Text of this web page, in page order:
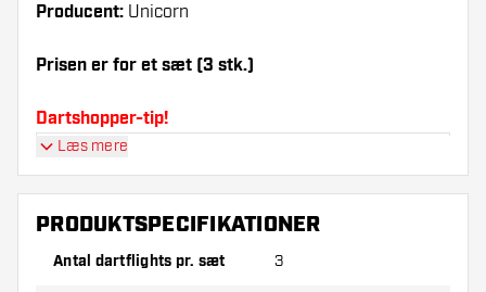
Producent: Unicorn
Prisen er for et sæt (3 stk.)
Dartshopper-tip!
på lager. Disse kan blive beskadiget eller
knækket ved brug.
Læs mere
PRODUKTSPECIFIKATIONER
Antal dartflights pr. sæt 3